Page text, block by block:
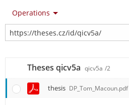
Operations
Theses qicv5a qicv5a /2
thesis DP_Tom_Macoun.pdf